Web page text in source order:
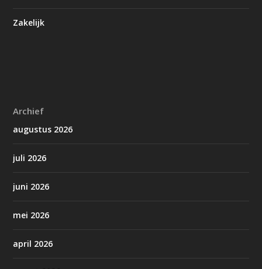
Zakelijk
Archief
augustus 2026
juli 2026
juni 2026
mei 2026
april 2026